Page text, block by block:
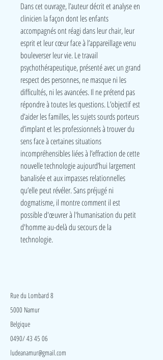
Dans cet ouvrage, l’auteur décrit et analyse en
clinicien la façon dont les enfants
accompagnés ont réagi dans leur chair, leur
esprit et leur cœur face à l’appareillage venu
bouleverser leur vie. Le travail
psychothérapeutique, présenté avec un grand
respect des personnes, ne masque ni les
difficultés, ni les avancées. Il ne prétend pas
répondre à toutes les questions. L’objectif est
d’aider les familles, les sujets sourds porteurs
d’implant et les professionnels à trouver du
sens face à certaines situations
incompréhensibles liées à l’effraction de cette
nouvelle technologie aujourd’hui largement
banalisée et aux impasses relationnelles
qu’elle peut révéler. Sans préjugé ni
dogmatisme, il montre comment il est
possible d'œuvrer à l'humanisation du petit
d'homme au-delà du secours de la
technologie.
Rue du Lombard 8
5000 Namur
Belgique
0490/ 43 45 06
ludeanamur@gmail.com